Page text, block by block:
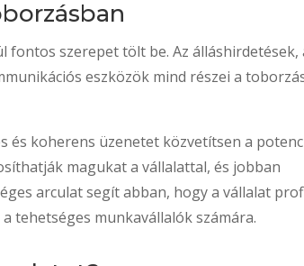
fontos szerepet tölt be. Az álláshirdetések,
eszközök mind részei a
és koherens üzenetet közvetítsen a
magukat a vállalattal, és jobban
arculat segít abban, hogy a vállalat
tehetséges munkavállalók számára.